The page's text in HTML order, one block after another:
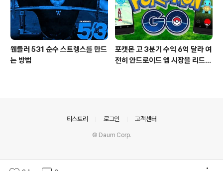
웬들러 531 순수 스트렝스를 만드
는 방법
포캣몬 고 3분기 수익 6억 달라 여
전히 안드로이드 앱 시장을 리드
티스토리 로그인 고객센터
© Daum Corp.